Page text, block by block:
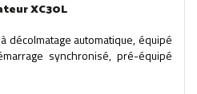
XC30L
décolmatage automatique, équipé
synchronisé, pré-équipé